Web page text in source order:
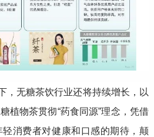
，无糖茶饮行业还将持续增长，以
植物茶贯彻“药食同源”理念，凭借
消费者对健康和口感的期待，颠